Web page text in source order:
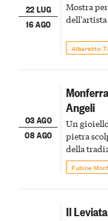
22 LUG
16 AGO
Mostra
Albaretto
03 AGO
08 AGO
Angeli
Un
pietra
della
Fubine
Il